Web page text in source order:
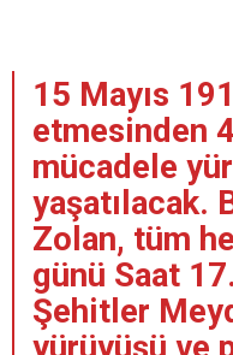
15 Mayıs
etmesinden
mücadele
yaşatılacak.
Zolan, tüm
günü Saat
Şehitler